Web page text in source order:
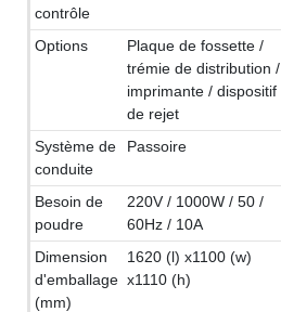
contrôle
Options
Plaque de fossette /
trémie de distribution /
imprimante / dispositif
de rejet
Système de
conduite
Passoire
Besoin de
poudre
220V / 1000W / 50 /
60Hz / 10A
Dimension
d'emballage
(mm)
1620 (l) x1100 (w)
x1110 (h)